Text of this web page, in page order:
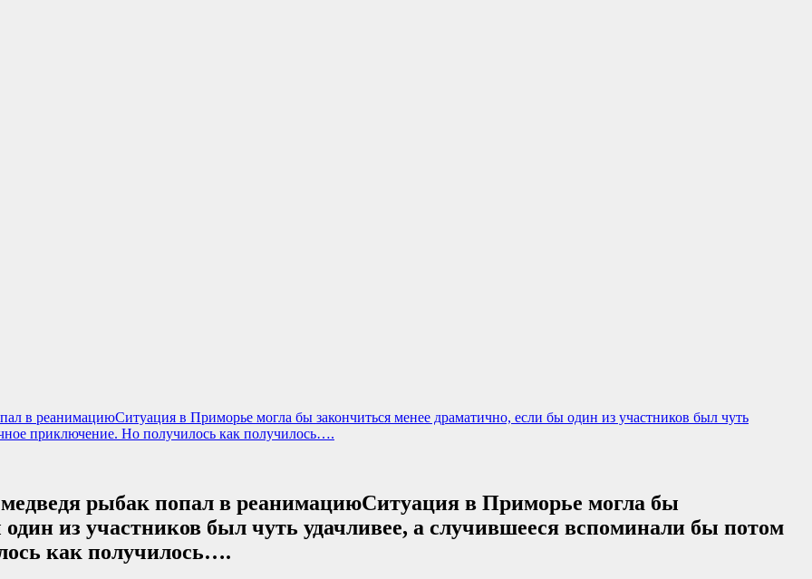
в реанимациюСитуация в Приморье могла бы закончиться менее драматично, если бы один из участников был чуть
приключение. Но получилось как получилось….
рыбак попал в реанимациюСитуация в Приморье могла бы
из участников был чуть удачливее, а случившееся вспоминали бы потом
как получилось….